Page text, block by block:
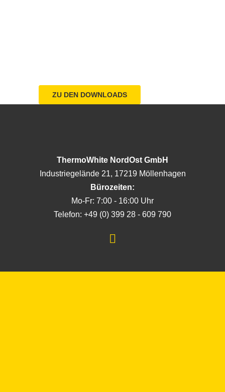
ZU DEN DOWNLOADS
ThermoWhite NordOst GmbH
Industriegelände 21, 17219 Möllenhagen
Bürozeiten:
Mo-Fr: 7:00 - 16:00 Uhr
Telefon: +49 (0) 399 28 - 609 790